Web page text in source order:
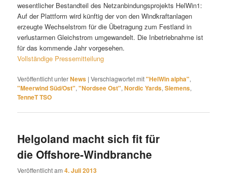
wesentlicher Bestandteil des Netzanbindungsprojekts HelWin1:
Auf der Plattform wird künftig der von den Windkraftanlagen
erzeugte Wechselstrom für die Übetragung zum Festland in
verlustarmen Gleichstrom umgewandelt. Die Inbetriebnahme ist
für das kommende Jahr vorgesehen.
Vollständige Pressemitteilung
Veröffentlicht unterNews |Verschlagwortet mit"HelWin alpha",
"Meerwind Süd/Ost","Nordsee Ost",Nordic Yards,Siemens,
TenneT TSO
Helgoland macht sich fit für
die Offshore-Windbranche
Veröffentlicht am4. Juli 2013